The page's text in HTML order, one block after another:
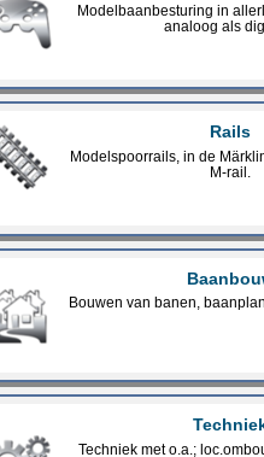
Modelbaanbesturing in
analoog als
Rails
Modelspoorrails, in de
M-rail.
Bouwen van banen,
Techniek met o.a.;